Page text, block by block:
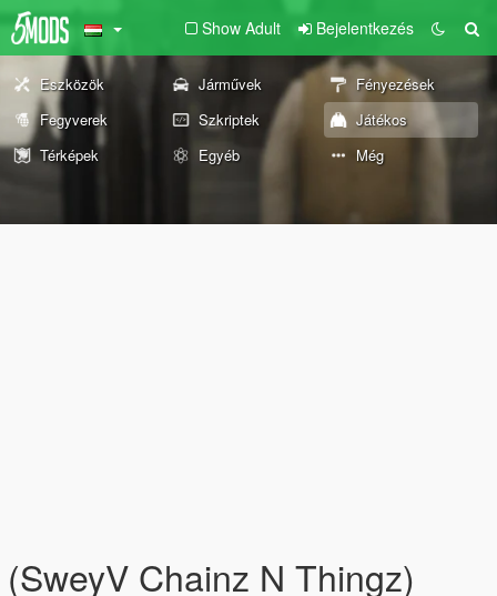
Show Adult Bejelentkezés
Eszközök Járművek
Fényezések
Fegyverek
Szkriptek
Játékos
Térképek
Egyéb Még
(SweyV Chainz N Thingz)